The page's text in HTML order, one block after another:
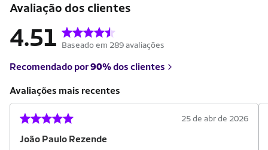
Avaliação dos clientes
4.51 Baseado em 289 avaliações
Recomendado por90%dos clientes
Avaliações mais recentes
João Paulo Rezende
25 de abr de 2026